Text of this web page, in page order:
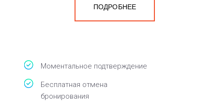
ПОДРОБНЕЕ
Моментальное подтверждение
Бесплатная отмена
бронирования